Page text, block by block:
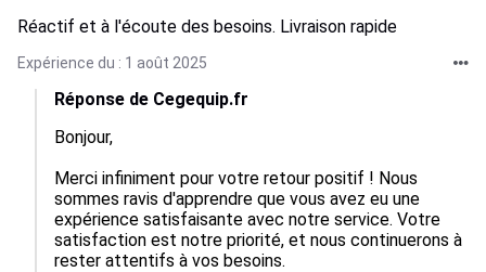
Réactif et à l'écoute des besoins. Livraison rapide
Expérience du : 1 août 2025
Réponse de Cegequip.fr
Bonjour,
Merci infiniment pour votre retour positif ! Nous
sommes ravis d'apprendre que vous avez eu une
expérience satisfaisante avec notre service. Votre
satisfaction est notre priorité, et nous continuerons à
rester attentifs à vos besoins.